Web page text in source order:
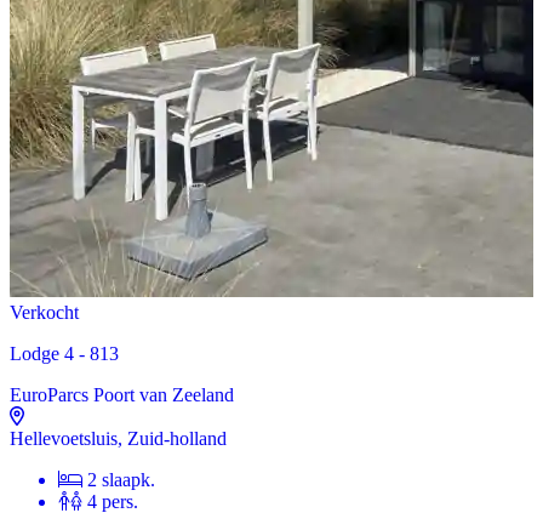
Verkocht
Lodge 4 - 813
EuroParcs Poort van Zeeland
Hellevoetsluis, Zuid-holland
2 slaapk.
4 pers.